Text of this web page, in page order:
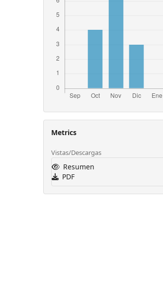
Metrics
Vistas/Descargas
Resumen
PDF